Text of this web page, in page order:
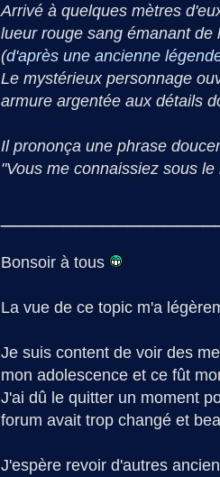
Arrivé à quelques mètres
lueur rouge sang émanant
(d'après une ancienne
Le mystérieux personnage
armure argentée aux détails
Il prononça une phrase
"Vous me connaissiez sous le
Bonsoir à tous
La vue de ce topic m'a
Je suis content de voir des
mon adolescence et ce fût
J'ai dû le quitter un moment
forum avait trop changé et
J'espère revoir d'autres